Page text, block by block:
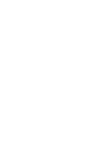
Л.